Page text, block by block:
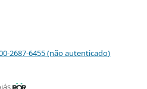
2687-6455 (não autenticado)